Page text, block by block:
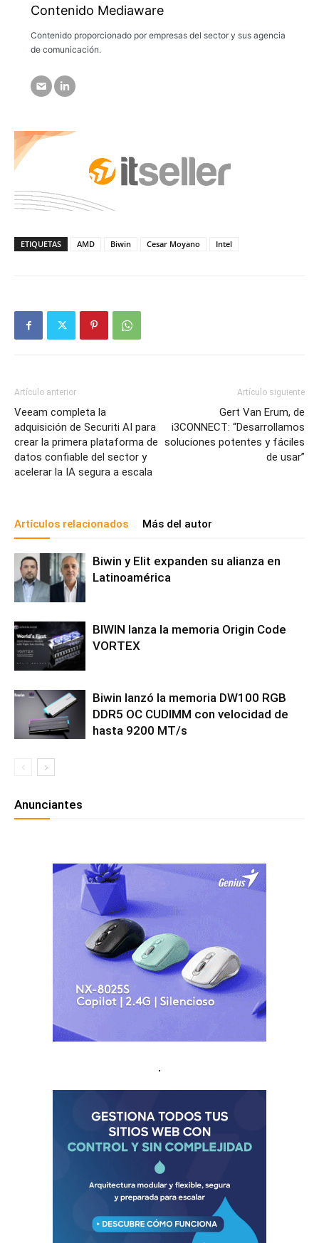
Contenido Mediaware
Contenido proporcionado por empresas del sector y sus agencia
de comunicación.
ETIQUETAS AMD Biwin Cesar Moyano Intel
Artículo anterior
Veeam completa la
adquisición de Securiti AI para
crear la primera plataforma de
datos confiable del sector y
acelerar la IA segura a escala
Artículo siguiente
Gert Van Erum, de
i3CONNECT: “Desarrollamos
soluciones potentes y fáciles
de usar”
Artículos relacionados Más del autor
Biwin y Elit expanden su alianza en
Latinoamérica
BIWIN lanza la memoria Origin Code
VORTEX
Biwin lanzó la memoria DW100 RGB
DDR5 OC CUDIMM con velocidad de
hasta 9200 MT/s
Anunciantes